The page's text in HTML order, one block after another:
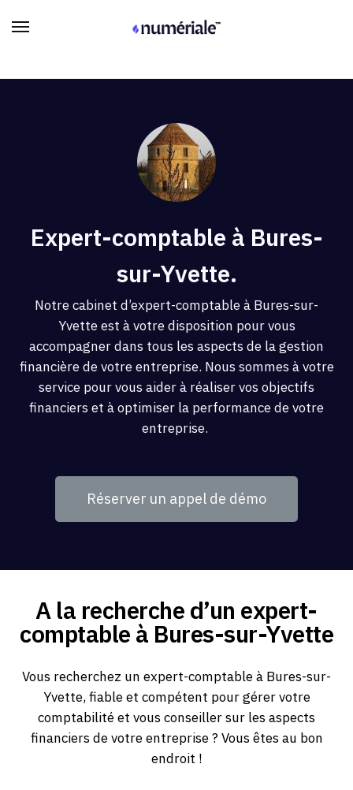
Expert-comptable à Bures-
sur-Yvette.
Notre cabinet d’expert-comptable à Bures-sur-
Yvette est à votre disposition pour vous
accompagner dans tous les aspects de la gestion
financière de votre entreprise. Nous sommes à votre
service pour vous aider à réaliser vos objectifs
financiers et à optimiser la performance de votre
entreprise.
Réserver un appel de démo
A la recherche d’un expert-
comptable à Bures-sur-Yvette
Vous recherchez un expert-comptable à Bures-sur-
Yvette, fiable et compétent pour gérer votre
comptabilité et vous conseiller sur les aspects
financiers de votre entreprise ? Vous êtes au bon
endroit !